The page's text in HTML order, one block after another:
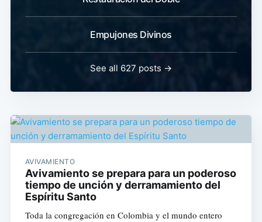
Empujones Divinos
See all 627 posts →
AVIVAMIENTO
Avivamiento se prepara para un poderoso
tiempo de unción y derramamiento del
Espíritu Santo
Toda la congregación en Colombia y el mundo entero